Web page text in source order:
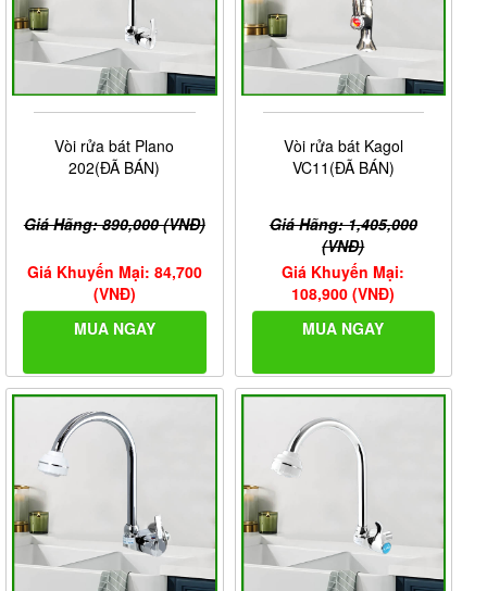
Vòi rửa bát Plano
202(ĐÃ BÁN)
Giá Hãng: 890,000 (VNĐ)
Giá Khuyến Mại: 84,700
(VNĐ)
MUA NGAY
Vòi rửa bát Kagol
VC11(ĐÃ BÁN)
Giá Hãng: 1,405,000
(VNĐ)
Giá Khuyến Mại:
108,900 (VNĐ)
MUA NGAY